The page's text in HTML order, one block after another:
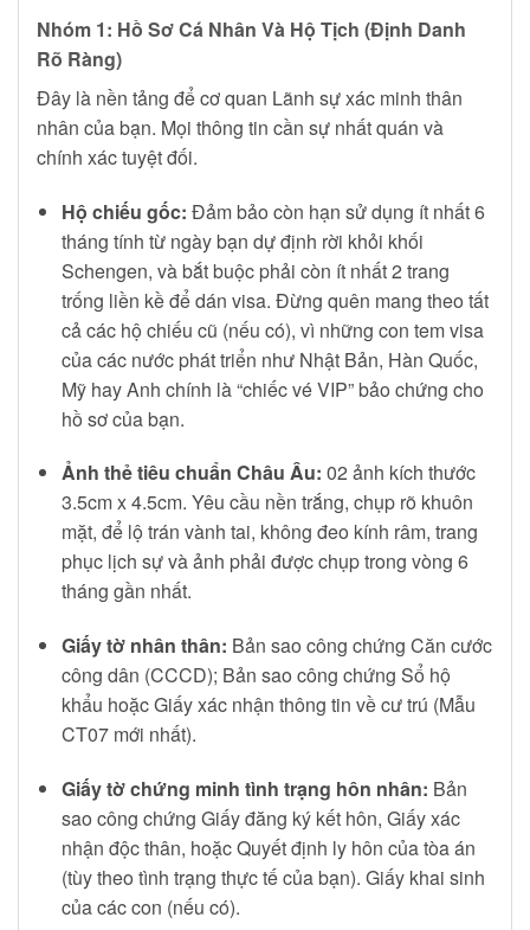
Nhóm 1: Hồ Sơ Cá Nhân Và Hộ Tịch (Định Danh
Rõ Ràng)
Đây là nền tảng để cơ quan Lãnh sự xác minh thân
nhân của bạn. Mọi thông tin cần sự nhất quán và
chính xác tuyệt đối.
Hộ chiếu gốc: Đảm bảo còn hạn sử dụng ít nhất 6
tháng tính từ ngày bạn dự định rời khỏi khối
Schengen, và bắt buộc phải còn ít nhất 2 trang
trống liền kề để dán visa. Đừng quên mang theo tất
cả các hộ chiếu cũ (nếu có), vì những con tem visa
của các nước phát triển như Nhật Bản, Hàn Quốc,
Mỹ hay Anh chính là “chiếc vé VIP” bảo chứng cho
hồ sơ của bạn.
Ảnh thẻ tiêu chuẩn Châu Âu: 02 ảnh kích thước
3.5cm x 4.5cm. Yêu cầu nền trắng, chụp rõ khuôn
mặt, để lộ trán vành tai, không đeo kính râm, trang
phục lịch sự và ảnh phải được chụp trong vòng 6
tháng gần nhất.
Giấy tờ nhân thân: Bản sao công chứng Căn cước
công dân (CCCD); Bản sao công chứng Sổ hộ
khẩu hoặc Giấy xác nhận thông tin về cư trú (Mẫu
CT07 mới nhất).
Giấy tờ chứng minh tình trạng hôn nhân: Bản
sao công chứng Giấy đăng ký kết hôn, Giấy xác
nhận độc thân, hoặc Quyết định ly hôn của tòa án
(tùy theo tình trạng thực tế của bạn). Giấy khai sinh
của các con (nếu có).